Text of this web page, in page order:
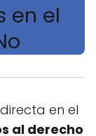
en el
en el
al derecho